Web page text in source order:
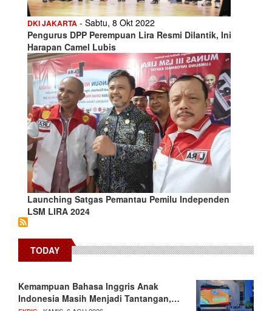
DKI JAKARTA - Sabtu, 8 Okt 2022
Pengurus DPP Perempuan Lira Resmi Dilantik, Ini
Harapan Camel Lubis
Launching Satgas Pemantau Pemilu Independen
LSM LIRA 2024
TODAY
Kemampuan Bahasa Inggris Anak
Indonesia Masih Menjadi Tantangan,…